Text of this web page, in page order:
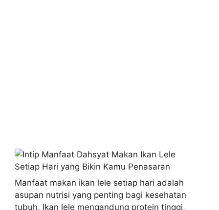
Manfaat makan ikan lele setiap hari adalah
asupan nutrisi yang penting bagi kesehatan
tubuh. Ikan lele mengandung protein tinggi,